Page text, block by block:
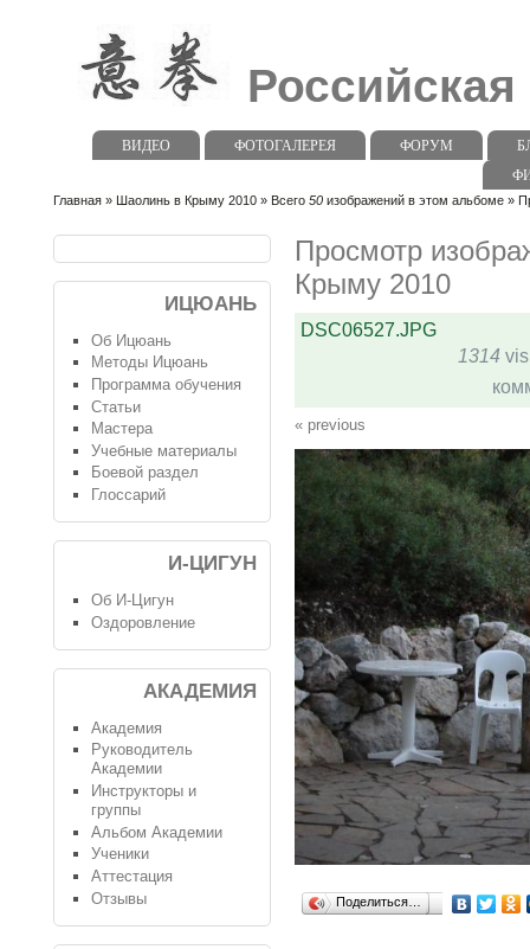
ВИДЕО ФОТОГАЛЕРЕЯ ФОРУМ
Главная » Шаолинь в Крыму 2010 » Всего 50 изображений в этом альбоме »
Просмотр
Крыму 2010
DSC06527.JPG
1314
« previous
Поделиться…
ИЦЮАНЬ
Об Ицюань
Методы Ицюань
Программа обучения
Статьи
Мастера
Учебные материалы
Боевой раздел
Глоссарий
И-ЦИГУН
Об И-Цигун
Оздоровление
АКАДЕМИЯ
Академия
Руководитель
Академии
Инструкторы и
группы
Альбом Академии
Ученики
Аттестация
Отзывы